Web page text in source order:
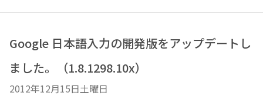
Google 日本語入力の開発版をアップデートし
ました。（1.8.1298.10x）
2012年12月15日土曜日